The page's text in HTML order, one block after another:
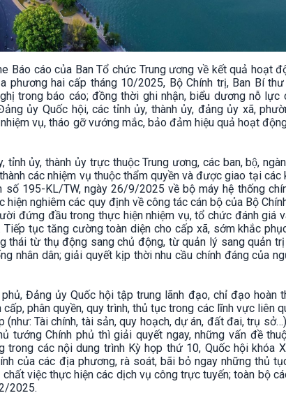
Báo cáo của Ban Tổ chức Trung ương về kết quả hoạt
phương hai cấp tháng 10/2025, Bộ Chính trị, Ban Bí
trong báo cáo; đồng thời ghi nhận, biểu dương nỗ lực
ủy Quốc hội, các tỉnh ủy, thành ủy, đảng ủy xã,
vụ, tháo gỡ vướng mắc, bảo đảm hiệu quả hoạt
ủy, thành ủy trực thuộc Trung ương, các ban, bộ,
các nhiệm vụ thuộc thẩm quyền và được giao tại các
số 195-KL/TW, ngày 26/9/2025 về bộ máy hệ thống
hiện nghiêm các quy định về công tác cán bộ của Bộ
đứng đầu trong thực hiện nhiệm vụ, tổ chức đánh giá
tục tăng cường toàn diện cho cấp xã, sớm khắc
thái từ thụ động sang chủ động, từ quản lý sang quản
nhân dân; giải quyết kịp thời nhu cầu chính đáng của
Đảng ủy Quốc hội tập trung lãnh đạo, chỉ đạo hoàn
phân quyền, quy trình, thủ tục trong các lĩnh vực liên
Tài chính, tài sản, quy hoạch, dự án, đất đai, trụ
tướng Chính phủ thì giải quyết ngay, những vấn đề
trong các nội dung trình Kỳ họp thứ 10, Quốc hội khóa
của các địa phương, rà soát, bãi bỏ ngay những thủ
việc thực hiện các dịch vụ công trực tuyến; toàn bộ
2025.